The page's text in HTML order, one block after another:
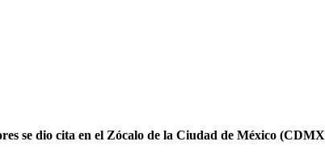
se dio cita en el Zócalo de la Ciudad de México